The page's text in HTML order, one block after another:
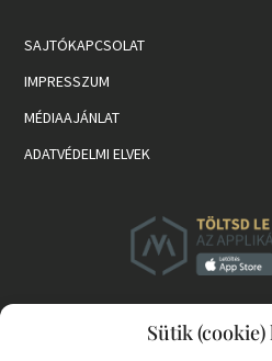
Sütik (cookie)
SAJTÓKAPCSOLAT
IMPRESSZUM
MÉDIAAJÁNLAT
ADATVÉDELMI ELVEK